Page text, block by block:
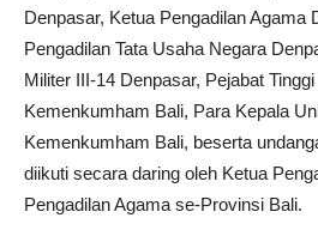
Denpasar, Ketua Pengadilan Agama
Pengadilan Tata Usaha Negara
Militer III-14 Denpasar, Pejabat
Kemenkumham Bali, Para Kepala
Kemenkumham Bali, beserta
diikuti secara daring oleh Ketua
Pengadilan Agama se-Provinsi Bali.